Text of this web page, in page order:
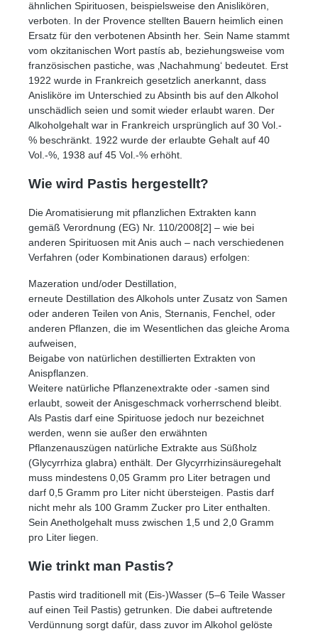
ähnlichen Spirituosen, beispielsweise den Anislikören,
verboten. In der Provence stellten Bauern heimlich einen
Ersatz für den verbotenen Absinth her. Sein Name stammt
vom okzitanischen Wort pastís ab, beziehungsweise vom
französischen pastiche, was ‚Nachahmung‘ bedeutet. Erst
1922 wurde in Frankreich gesetzlich anerkannt, dass
Anisliköre im Unterschied zu Absinth bis auf den Alkohol
unschädlich seien und somit wieder erlaubt waren. Der
Alkoholgehalt war in Frankreich ursprünglich auf 30 Vol.-
% beschränkt. 1922 wurde der erlaubte Gehalt auf 40
Vol.-%, 1938 auf 45 Vol.-% erhöht.
Wie wird Pastis hergestellt?
Die Aromatisierung mit pflanzlichen Extrakten kann
gemäß Verordnung (EG) Nr. 110/2008[2] – wie bei
anderen Spirituosen mit Anis auch – nach verschiedenen
Verfahren (oder Kombinationen daraus) erfolgen:
Mazeration und/oder Destillation,
erneute Destillation des Alkohols unter Zusatz von Samen
oder anderen Teilen von Anis, Sternanis, Fenchel, oder
anderen Pflanzen, die im Wesentlichen das gleiche Aroma
aufweisen,
Beigabe von natürlichen destillierten Extrakten von
Anispflanzen.
Weitere natürliche Pflanzenextrakte oder -samen sind
erlaubt, soweit der Anisgeschmack vorherrschend bleibt.
Als Pastis darf eine Spirituose jedoch nur bezeichnet
werden, wenn sie außer den erwähnten
Pflanzenauszügen natürliche Extrakte aus Süßholz
(Glycyrrhiza glabra) enthält. Der Glycyrrhizinsäuregehalt
muss mindestens 0,05 Gramm pro Liter betragen und
darf 0,5 Gramm pro Liter nicht übersteigen. Pastis darf
nicht mehr als 100 Gramm Zucker pro Liter enthalten.
Sein Anetholgehalt muss zwischen 1,5 und 2,0 Gramm
pro Liter liegen.
Wie trinkt man Pastis?
Pastis wird traditionell mit (Eis-)Wasser (5–6 Teile Wasser
auf einen Teil Pastis) getrunken. Die dabei auftretende
Verdünnung sorgt dafür, dass zuvor im Alkohol gelöste